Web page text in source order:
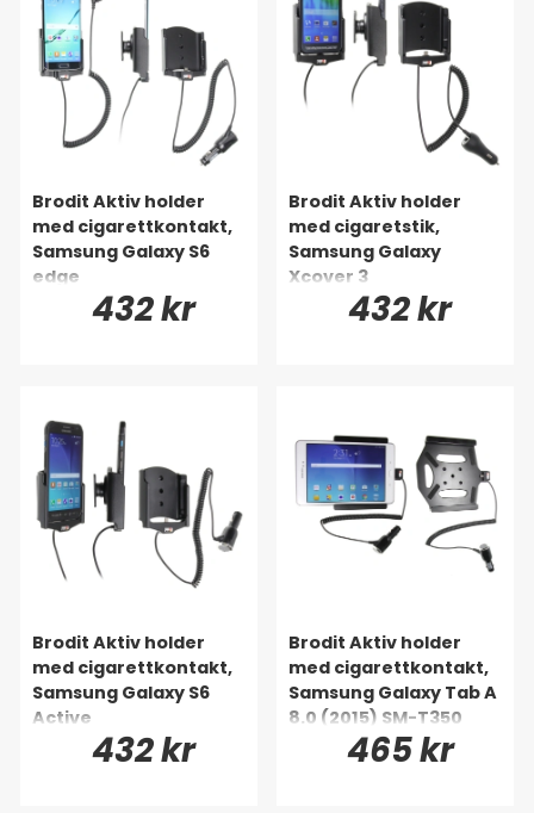
Brodit Aktiv holder
med cigarettkontakt,
Samsung Galaxy S6
edge
432 kr
Brodit Aktiv holder
med cigaretstik,
Samsung Galaxy
Xcover 3
432 kr
Brodit Aktiv holder
med cigarettkontakt,
Samsung Galaxy S6
Active
432 kr
Brodit Aktiv holder
med cigarettkontakt,
Samsung Galaxy Tab A
8.0 (2015) SM-T350
465 kr